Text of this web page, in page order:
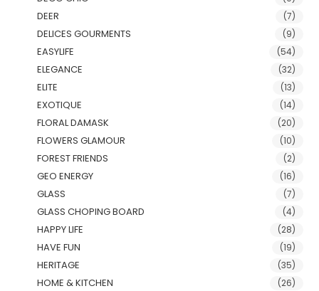
DEER (7)
DELICES GOURMENTS (9)
EASYLIFE (54)
ELEGANCE (32)
ELITE (13)
EXOTIQUE (14)
FLORAL DAMASK (20)
FLOWERS GLAMOUR (10)
FOREST FRIENDS (2)
GEO ENERGY (16)
GLASS (7)
GLASS CHOPING BOARD (4)
HAPPY LIFE (28)
HAVE FUN (19)
HERITAGE (35)
HOME & KITCHEN (26)